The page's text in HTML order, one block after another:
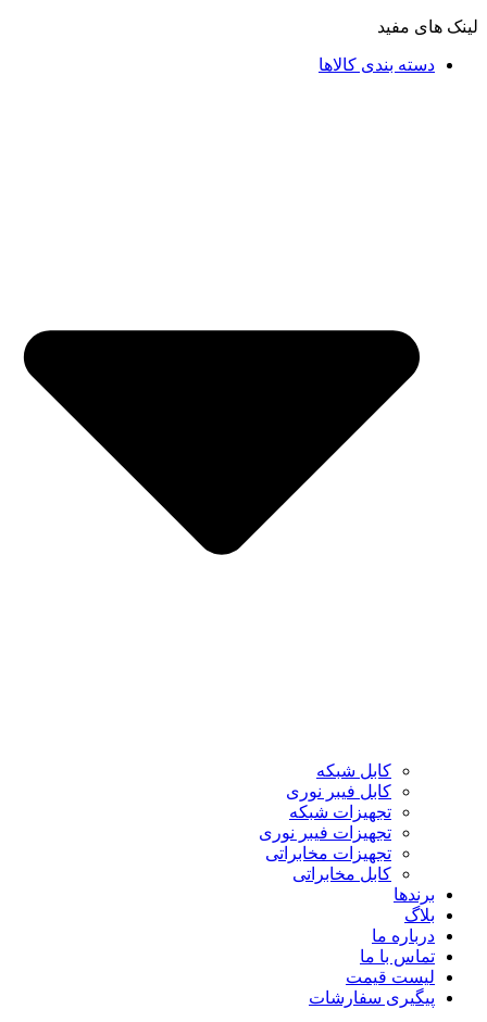
لینک های مفید
دسته بندی کالاها
کابل شبکه
کابل فیبر نوری
تجهیزات شبکه
تجهیزات فیبر نوری
تجهیزات مخابراتی
کابل مخابراتی
برندها
بلاگ
درباره ما
تماس با ما
لیست قیمت
پیگیری سفارشات